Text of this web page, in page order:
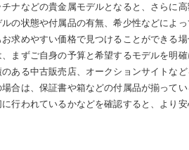
ナなどの貴金属モデルとなると、さらに
の状態や付属品の有無、希少性などによ
求めやすい価格で見つけることができる
まずご自身の予算と希望するモデルを明
ある中古販売店、オークションサイトな
合は、保証書や箱などの付属品が揃って
行われているかなどを確認すると、より